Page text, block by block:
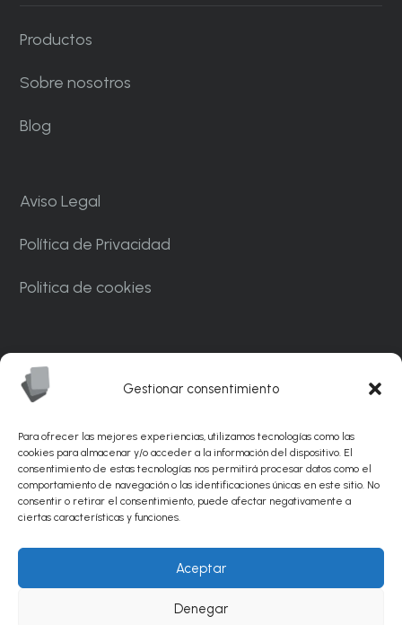
Gestionar consentimiento
Para ofrecer las mejores experiencias, utilizamos tecnologías como las
cookies para almacenar y/o acceder a la información del dispositivo. El
consentimiento de estas tecnologías nos permitirá procesar datos como el
comportamiento de navegación o las identificaciones únicas en este sitio. No
consentir o retirar el consentimiento, puede afectar negativamente a
ciertas características y funciones.
Aceptar
Denegar
Productos
Sobre nosotros
Blog
Aviso Legal
Política de Privacidad
Politica de cookies
Industrial CAN MASCARO La Palma de
info@sunflexabrasivos.com
936 881 538
© Sunflex Abrasivos 2026 |
PinkStone.Posicionamiento SEO de páginas web
por Agencia PinkStone.